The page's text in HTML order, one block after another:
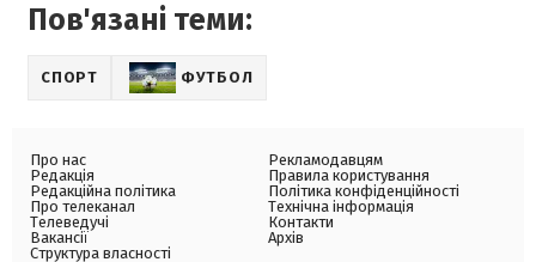
Пов'язані теми:
СПОРТ ФУТБОЛ
Про нас
Редакція
Редакційна політика
Про телеканал
Телеведучі
Вакансії
Структура власності
Рекламодавцям
Правила користування
Політика конфіденційності
Технічна інформація
Контакти
Архів